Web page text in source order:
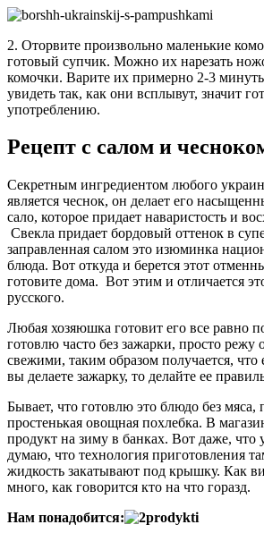
2. Оторвите произвольно маленькие
готовый супчик. Можно их нарезать
комочки. Варите их примерно 2-3
увидеть так, как они всплывут, значит
употреблению.
Рецепт с салом и
Секретным ингредиентом любого
является чеснок, он делает его
сало, которое придает наваристость и
Свекла придает бордовый оттенок в
заправленная салом это изюминка
блюда. Вот откуда и берется этот
готовите дома. Вот этим и отличается
русского.
Любая хозяюшка готовит его все равно
готовлю часто без зажарки, просто
свежими, таким образом получается, что
вы делаете зажарку, то делайте ее
Бывает, что готовлю это блюдо без мяса,
простенькая овощная похлебка. В
продукт на зиму в банках. Вот даже,
думаю, что технология приготовления
жидкость закатывают под крышку. Как
много, как говорится кто на что горазд.
Нам понадобится: